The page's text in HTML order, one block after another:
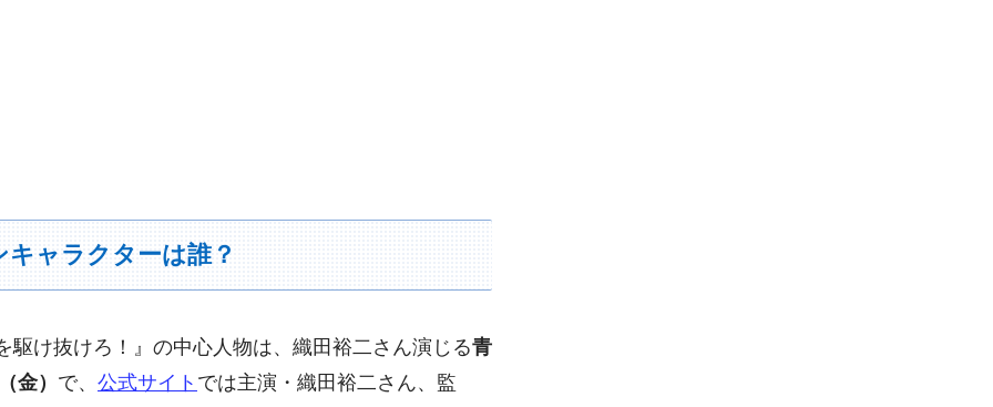
ャラクターは誰？
駆け抜けろ！』の中心人物は、織田裕二さん演じる青
金） で、 公式サイト では主演・織田裕二さん、監